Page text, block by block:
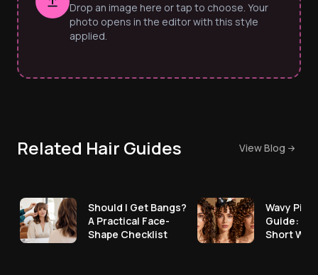
Drop an image here or tap to choose. Your
photo opens in the editor with this style
applied.
Related Hair Guides View Blog
Should I Get Bangs?
A Practical Face-
Shape Checklist
Wavy
Guide:
Short